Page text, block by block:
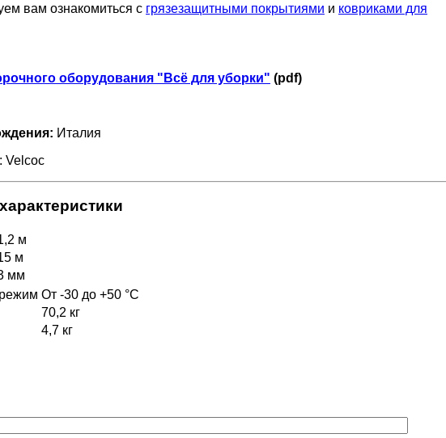
вам ознакомиться с грязезащитными покрытиями и ковриками для
оборудования "Всё для уборки" (pdf)
Италия
: Velcoc
м
м
мм
От -30 до +50 °С
70,2 кг
4,7 кг